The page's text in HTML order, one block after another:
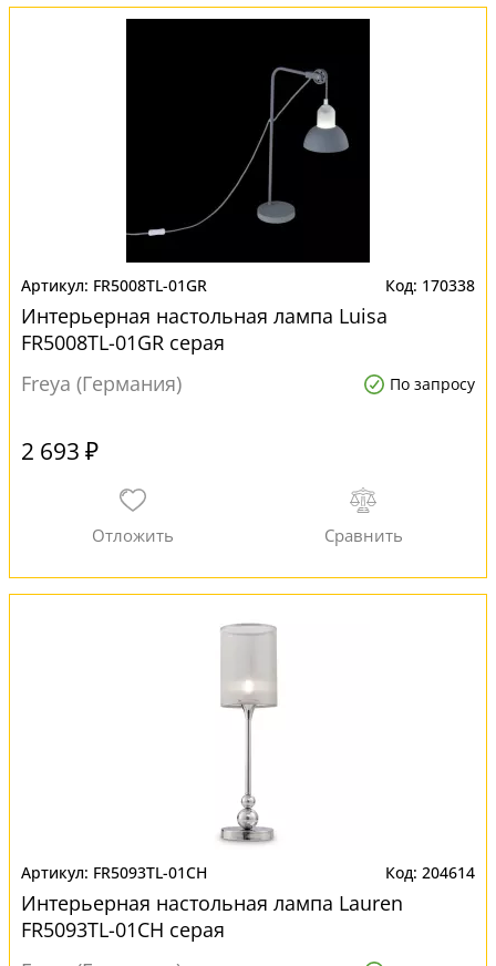
FR5008TL-01GR 170338
Интерьерная настольная лампа Luisa
FR5008TL-01GR серая
Freya (Германия)
По запросу
2 693 ₽
FR5093TL-01CH 204614
Интерьерная настольная лампа Lauren
FR5093TL-01CH серая